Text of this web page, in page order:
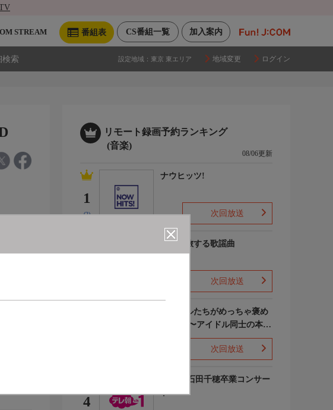
加入案内
CS番組一覧
番組表
STREAM
検索 設定地域： 東京 東エリア 地域変更 ログイン
リモート録画予約ランキング
(音楽)
08/06更新
1
(2)
ナウヒッツ!
次回放送
列車で旅する歌謡曲
次回放送
ライバルたちがめっちゃ褒め
てくる!〜アイドル同士の本音
レビューSP〜
次回放送
4
STU48 石田千穂卒業コンサー
ト